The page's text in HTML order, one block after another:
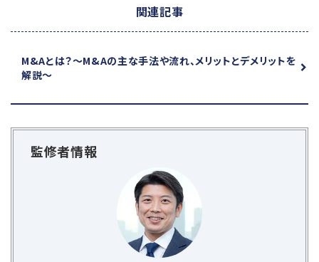
関連記事
M&Aとは？～M&Aの主な手法や流れ、メリットとデメリットを
解説～
監修者情報